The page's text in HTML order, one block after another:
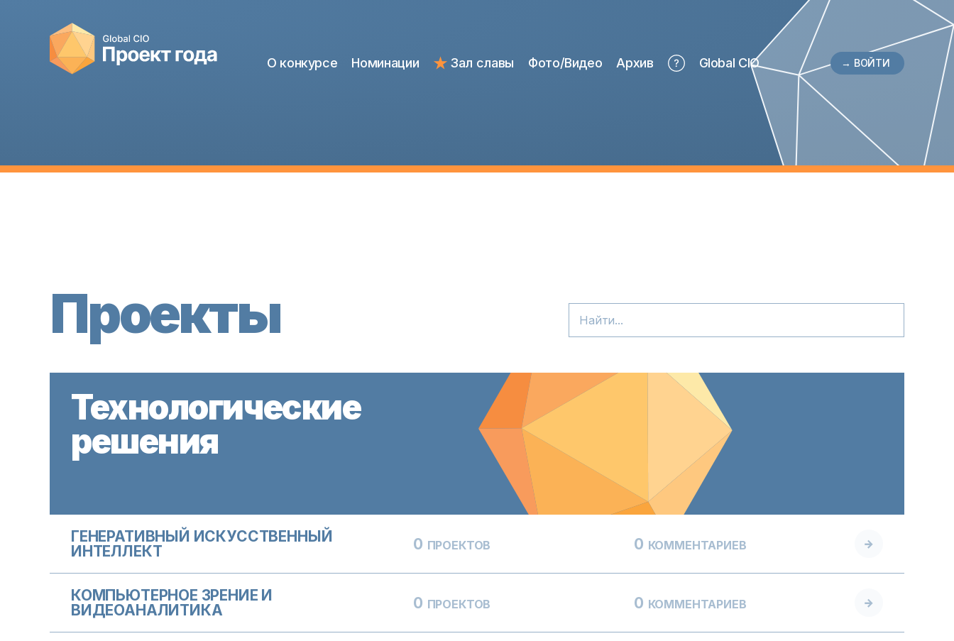
О конкурсе Номинации Зал славы Фото/Видео Архив Global CIO → ВОЙТИ
Проекты
Технологические
решения
ГЕНЕРАТИВНЫЙ ИСКУССТВЕННЫЙ
ИНТЕЛЛЕКТ
0 ПРОЕКТОВ 0 КОММЕНТАРИЕВ
КОМПЬЮТЕРНОЕ ЗРЕНИЕ И
ВИДЕОАНАЛИТИКА
0 ПРОЕКТОВ 0 КОММЕНТАРИЕВ